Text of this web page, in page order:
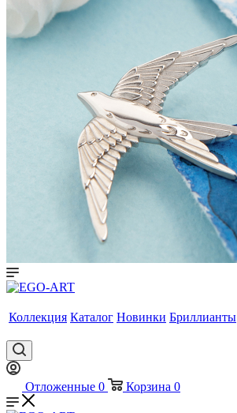
Коллекция Каталог Новинки Бриллианты
Отложенные 0 Корзина 0